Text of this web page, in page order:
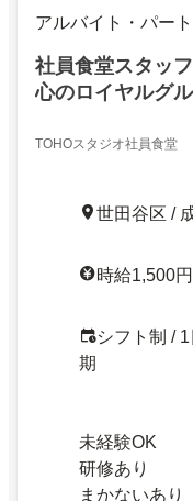
アルバイト・パート
社員食堂スタッ
心のロイヤルグ
TOHOスタジオ社員食堂
世田谷区 /
時給1,500
シフト制 /
期
未経験OK
研修あり
まかないあり